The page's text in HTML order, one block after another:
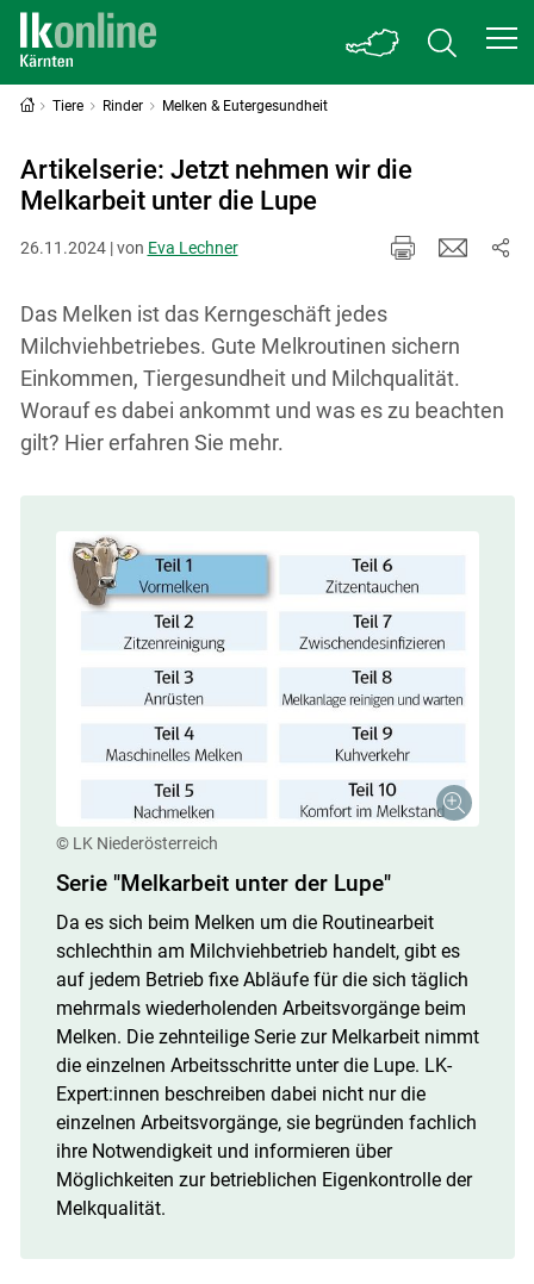
Tiere Rinder Melken & Eutergesundheit
Artikelserie: Jetzt nehmen wir die
Melkarbeit unter die Lupe
26.11.2024 | von Eva Lechner
Das Melken ist das Kerngeschäft jedes
Milchviehbetriebes. Gute Melkroutinen sichern
Einkommen, Tiergesundheit und Milchqualität.
Worauf es dabei ankommt und was es zu beachten
gilt? Hier erfahren Sie mehr.
© LK Niederösterreich
Serie "Melkarbeit unter der Lupe"
Da es sich beim Melken um die Routinearbeit
schlechthin am Milchviehbetrieb handelt, gibt es
auf jedem Betrieb fixe Abläufe für die sich täglich
mehrmals wiederholenden Arbeitsvorgänge beim
Melken. Die zehnteilige Serie zur Melkarbeit nimmt
die einzelnen Arbeitsschritte unter die Lupe. LK-
Expert:innen beschreiben dabei nicht nur die
einzelnen Arbeitsvorgänge, sie begründen fachlich
ihre Notwendigkeit und informieren über
Möglichkeiten zur betrieblichen Eigenkontrolle der
Melkqualität.